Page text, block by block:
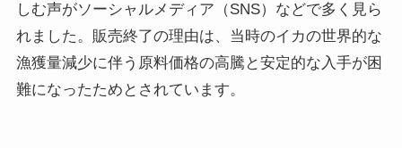
しむ声がソーシャルメディア（SNS）などで多く見ら
れました。販売終了の理由は、当時のイカの世界的な
漁獲量減少に伴う原料価格の高騰と安定的な入手が困
難になったためとされています。